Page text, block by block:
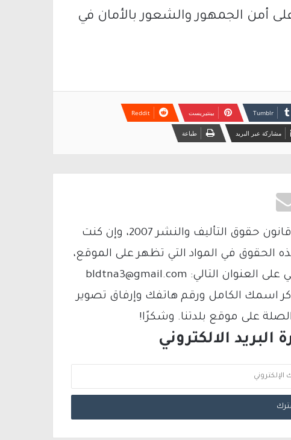
أمن الجمهور والشعور بالأمان في
بينتيريست
مشاركة عبر البريد طباعة
يتم الاستخدام المواد وفقًا للمادة 27 أ من قانون حقوق التأليف والنشر 2007، وإن كنت
الحقوق في المواد التي تظهر على الموقع،
فيمكنك التواصل معنا عبر البريد الإلكتروني على العنوان التالي: bldtna3@gmail.com
اسمك الكامل ورقم هاتفك وإرفاق تصوير
على موقع بلدتنا. وشكرًا!
الالكتروني